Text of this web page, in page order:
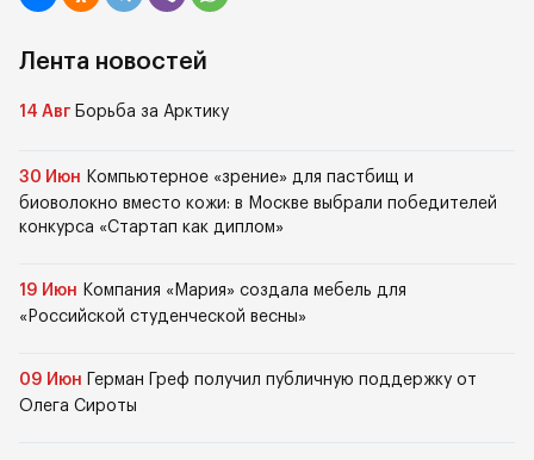
Лента новостей
14 Авг Борьба за Арктику
30 Июн Компьютерное «зрение» для пастбищ и
биоволокно вместо кожи: в Москве выбрали победителей
конкурса «Стартап как диплом»
19 Июн Компания «Мария» создала мебель для
«Российской студенческой весны»
09 Июн
Герман Греф получил публичную поддержку от
Олега Сироты